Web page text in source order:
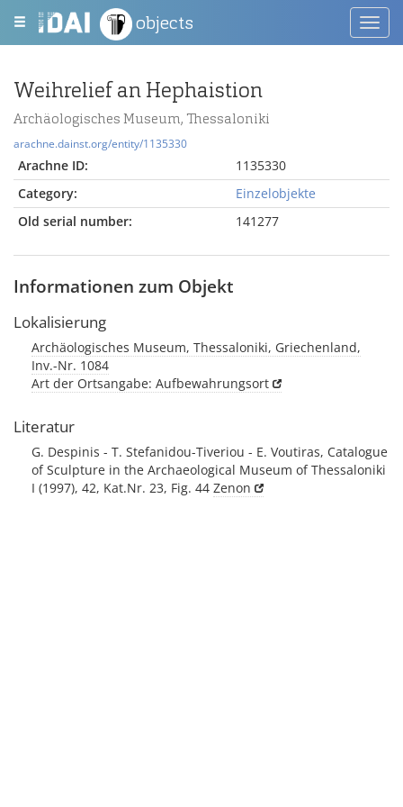
objects
Weihrelief an Hephaistion
Archäologisches Museum, Thessaloniki
arachne.dainst.org/entity/1135330
Arachne ID:
1135330
Category:
Einzelobjekte
Old serial number:
141277
Informationen zum Objekt
Lokalisierung
Archäologisches Museum, Thessaloniki, Griechenland,
Inv.-Nr. 1084
Art der Ortsangabe: Aufbewahrungsort
Literatur
G. Despinis - T. Stefanidou-Tiveriou - E. Voutiras, Catalogue
of Sculpture in the Archaeological Museum of Thessaloniki
I (1997), 42, Kat.Nr. 23, Fig. 44 Zenon